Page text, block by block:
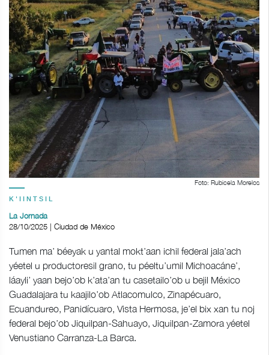
Foto: Rubicela Morelos
K'IINTSIL
La Jornada
28/10/2025 | Ciudad de México
Tumen ma’ béeyak u yantal mokt’aan ichil federal jala’ach
yéetel u productoresil grano, tu péeltu’umil Michoacáne’,
láayli’ yaan bejo’ob k’ata’an tu casetailo’ob u bejil México
Guadalajara tu kaajilo’ob Atlacomulco, Zinapécuaro,
Ecuandureo, Panidícuaro, Vista Hermosa, je’el bix xan tu noj
federal bejo’ob Jiquilpan-Sahuayo, Jiquilpan-Zamora yéetel
Venustiano Carranza-La Barca.